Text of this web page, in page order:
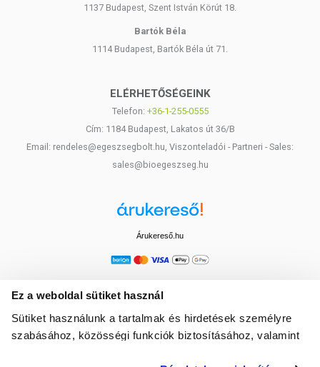
Ez a weboldal sütiket használ
Sütiket használunk a tartalmak és hirdetések személyre
szabásához, közösségi funkciók biztosításához, valamint
1137 Budapest, Szent István Körút 18.
Bartók Béla
1114 Budapest, Bartók Béla út 71.
ELÉRHETŐSÉGEINK
Telefon: +36-1-255-0555
Cím: 1184 Budapest, Lakatos út 36/B
Email: rendeles@egeszsegbolt.hu, Viszonteladói - Partneri - Sales:
sales@bioegeszseg.hu
Árukereső.hu